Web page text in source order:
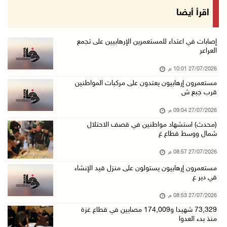
اقرأ أيضا
إصابات في اعتداء للمستعمرين الإرهابيين على تجمع
العراعر
27/07/2026 10:01 م
مستعمرون إرهابيون يعتدون على مركبات المواطنين
قرب جبع ش
27/07/2026 09:04 م
(محدث) استشهاد مواطنين في قصف الاحتلال
شمال ووسط قطاع غ
27/07/2026 08:57 م
مستعمرون إرهابيون يستولون على منزل قيد الإنشاء
في دير ع
27/07/2026 08:53 م
73,329 شهيدا و174,009 مصابين في قطاع غزة
منذ بدء العدوا